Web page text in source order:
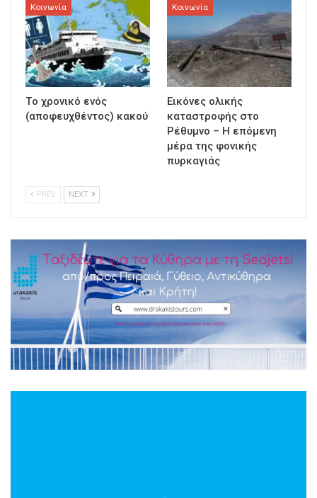
Κοινωνία
Τo χρονικό ενός
(αποφευχθέντος) κακού
Κοινωνία
Εικόνες ολικής
καταστροφής στο
Ρέθυμνο – Η επόμενη
μέρα της φονικής
πυρκαγιάς
PREV NEXT